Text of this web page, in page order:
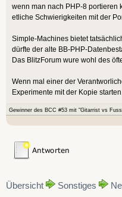
wenn man nach PHP-8 portieren
etliche Schwierigkeiten mit der
Simple-Machines bietet
dürfte der alte BB-PHP-
Das BlitzForum wure wohl des
Wenn mal einer der
Experimente mit der Kopie starten.
Gewinner des BCC #53 mit "Gitarrist vs
Übersicht Sonstiges